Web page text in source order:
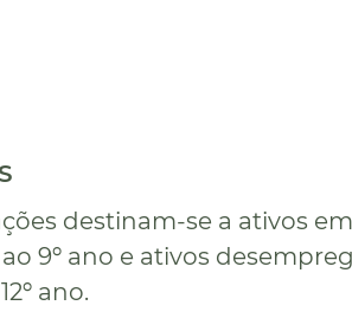
destinam-se a ativos
9º ano e ativos
ano.